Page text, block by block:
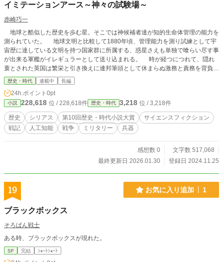
イミテーションアース～神々の試験場～
赤崎巧一
地球と酷似した歴史を歩む星。そこでは神候補者達が知的生命体管理の能力を
測られていた。 地球文明と比較して1880年頃、管理能力を測り試練として宇
宙歴に達している文明を持つ国家群に所属する、惑星さえも単独で喰らい尽す事
が出来る軍艦がイレギュラーとして送り込まれる。 時が経つにつれて、隠れ
蓑とされた英国は繁栄と引き換えに連邦筆頭として休まらぬ激務と責務を背負わ
され、没落回避のため植民地の独立へ対応をするようになった英国に連邦各国は
裏があるのではないかと恐怖を覚え、後々の為優しい対応をする英国の行動に牙
を剥いた側のドイツは混乱、地球と変わらずボケた事を抜かしたが英国から手酷
く殴られる日本、失策を付けこまれ英国から軍事部門に介入を受ける米国、そん
な英国の変革と狂乱へ向かう歴史・戦記。 毎週更新 これはF自やIF日本ではな
く、IF英国連邦となる物語でもあります。 完結まで執筆済み
歴史・時代 連載中 長編
24h.ポイント 0pt
小説 228,618 位 / 228,618件 歴史・時代 3,218 位 / 3,218件
歴史 シリアス 第10回歴史・時代小説大賞
サイエンスフィクション
戦記
人工知能 戦争 ミリタリー 兵器
感想数 0
文字数 517,068
最終更新日 2026.01.30
登録日 2024.11.25
19 お気に入り追加 1
ブラックボックス
そろばん戦士
ある時、ブラックボックスが現れた。
SF 完結 ｼｮｰﾄｼｮｰﾄ